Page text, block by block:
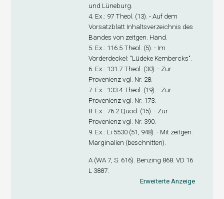
und Lüneburg.
4. Ex.: 97 Theol. (13). - Auf dem
Vorsatzblatt Inhaltsverzeichnis des
Bandes von zeitgen. Hand.
5. Ex.: 116.5 Theol. (5). - Im
Vorderdeckel: "Lüdeke Kembercks".
6. Ex.: 131.7 Theol. (30). - Zur
Provenienz vgl. Nr. 28.
7. Ex.: 133.4 Theol. (19). - Zur
Provenienz vgl. Nr. 173.
8. Ex.: 76.2 Quod. (15). - Zur
Provenienz vgl. Nr. 390.
9. Ex.: Li 5530 (51, 948). - Mit zeitgen.
Marginalien (beschnitten).
A (WA 7, S. 616). Benzing 868. VD 16
L 3887.
Erweiterte Anzeige